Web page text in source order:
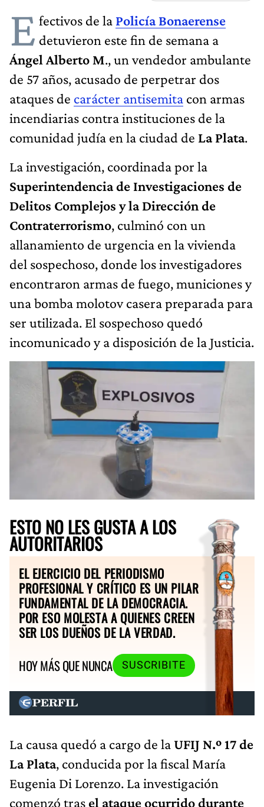
E fectivos de la Policía Bonaerense
detuvieron este fin de semana a
Ángel Alberto M., un vendedor ambulante
de 57 años, acusado de perpetrar dos
ataques de carácter antisemita con armas
incendiarias contra instituciones de la
comunidad judía en la ciudad de La Plata.
La investigación, coordinada por la
Superintendencia de Investigaciones de
Delitos Complejos y la Dirección de
Contraterrorismo, culminó con un
allanamiento de urgencia en la vivienda
del sospechoso, donde los investigadores
encontraron armas de fuego, municiones y
una bomba molotov casera preparada para
ser utilizada. El sospechoso quedó
incomunicado y a disposición de la Justicia.
ESTO NO LES GUSTA A LOS
AUTORITARIOS
EL EJERCICIO DEL PERIODISMO
PROFESIONAL Y CRÍTICO ES UN PILAR
FUNDAMENTAL DE LA DEMOCRACIA.
POR ESO MOLESTA A QUIENES CREEN
SER LOS DUEÑOS DE LA VERDAD.
HOY MÁS QUE NUNCA
SUSCRIBITE
La causa quedó a cargo de laUFIJ N.º 17 de
La Plata, conducida por la fiscal María
Eugenia Di Lorenzo. La investigación
comenzó tras el ataque ocurrido durante